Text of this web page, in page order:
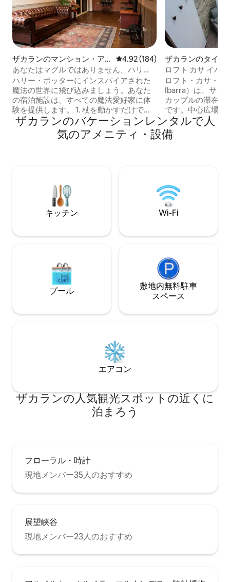
ザカランのマンション・ア
パート
レビュー184件、5つ星中4.92つ
4.92 (184)
あなたはマグルではありません、ハリ
ー・ポッター | サカトラン
ハリー・ポッターにインスパイアされた
魔法の世界に飛び込みましょう。あなた
の宿泊施設は、すべての魔法愛好家に体
験を提供します。 1. 杖を動かすだけで点
灯するフローティングキャンドル。 2. ミ
ステリー感をプラスするフライングブロ
ム（展示用のみ！）。 3. グレートホール
の夜のためのダブルベッドを備えたスラ
イセリンのセカンドベッドルーム。
ザカランのタイニ
ロフト カサ イバラ
ロフト・カサ・
Ibarra）は、サカ
カップルの滞在に
です。中心広場か
し、電動ゲート付
り、滞在中の安全性
空間の建設提案は
で飾られたお部屋
地の良い場所です
ザカランのバケーションレンタルで人
気のアメニティ・設備
キッチン Wi-Fi
プール
敷地内無料駐⁠車
ス⁠ペ⁠ー⁠ス
エアコン
ザカランの人気観光スポットの近くに
泊まろう
フローラル・時計
現地メンバー35人のおすすめ
展望峡谷
現地メンバー23人のおすすめ